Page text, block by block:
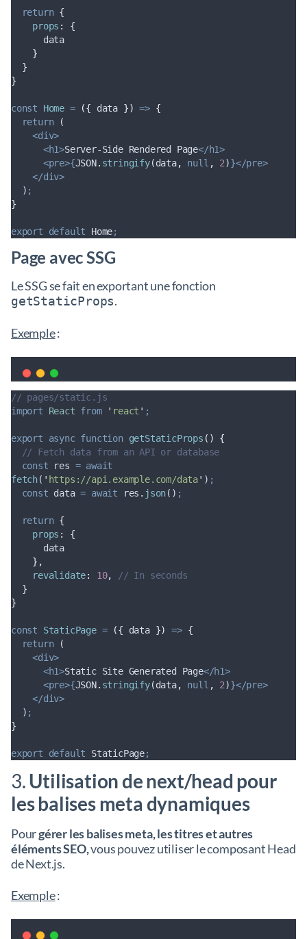
return {
props :
{
data
}
}
}
const Home = ({ data }) => {
return (
<div>
<h1>Server-Side Rendered Page</h1>
<pre>{JSON. stringify(data, null , 2)}</pre>
</div>
  )
;
}
export default Home;
Page avec SSG
Le SSG se fait en exportant une fonction
getStaticProps.
Exemple:
// pages/static.js
import
React from ' react ' ;
export async function getStaticProps ()
{
// Fetch data from an API or database
const
res = await
fetch( ' https://api.example.com/data' ) ;
const data = await res . json() ;
return {
props :
{
data
},
revalidate: 10,
// In seconds
}
}
const StaticPage = ({ data }) => {
return (
<div>
<h1>Static Site Generated Page</h1>
<pre>{JSON. stringify(data, null , 2)}</pre>
</div>
  )
;
}
export default StaticPage;
3.Utilisation de next/head pour
les balises meta dynamiques
Pourgérer les balises meta, les titres et autres
éléments SEO,vous pouvez utiliser le composant Head
de Next.js.
Exemple: